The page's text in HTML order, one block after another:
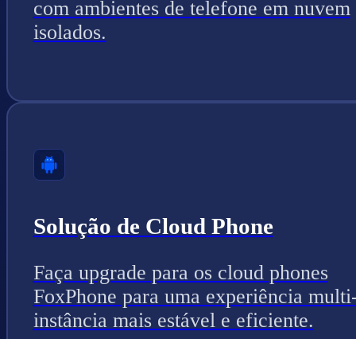
com ambientes de telefone em nuvem
isolados.
Solução de Cloud Phone
Faça upgrade para os cloud phones
FoxPhone para uma experiência
instância mais estável e eficiente.